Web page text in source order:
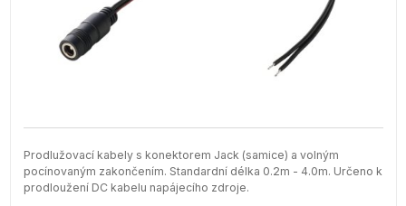
Prodlužovací kabely s konektorem Jack (samice) a volným
pocínovaným zakončením. Standardní délka 0.2m - 4.0m. Určeno k
prodloužení DC kabelu napájecího zdroje.